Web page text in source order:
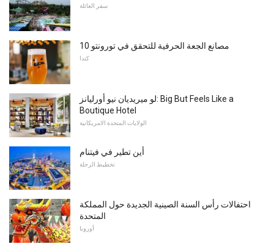
سفر العائلة
10 مصانع الجعة الحرفية للتحقق في تورونتو
كندا
لو ميريديان نيو أورليانز: Big But Feels Like a
Boutique Hotel
الولايات المتحدة الامريكانية
أين تطير في فيتنام
تخطيط الرحلة
احتفالات رأس السنة الصينية الجديدة حول المملكة
المتحدة
أوروبا